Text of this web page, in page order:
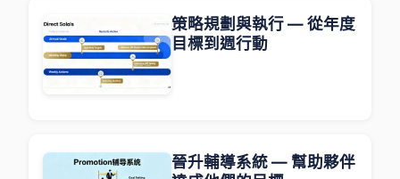
策略規劃與執行 — 從年度
目標到週行動
晉升輔導系統 — 幫助夥伴